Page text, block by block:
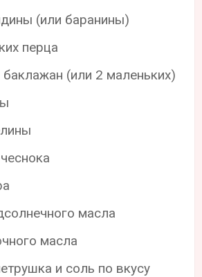
(или баранины)
перца
(или 2 маленьких)
масла
масла
и соль по вкусу